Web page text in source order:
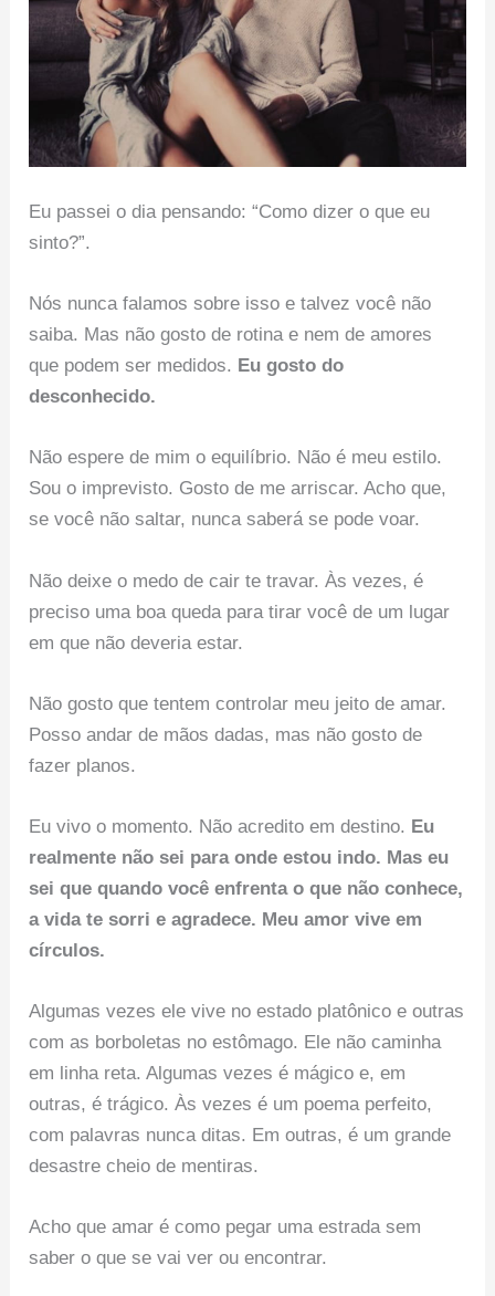
Eu passei o dia pensando: “Como dizer o que eu
sinto?”.
Nós nunca falamos sobre isso e talvez você não
saiba. Mas não gosto de rotina e nem de amores
que podem ser medidos. Eu gosto do
desconhecido.
Não espere de mim o equilíbrio. Não é meu estilo.
Sou o imprevisto. Gosto de me arriscar. Acho que,
se você não saltar, nunca saberá se pode voar.
Não deixe o medo de cair te travar. Às vezes, é
preciso uma boa queda para tirar você de um lugar
em que não deveria estar.
Não gosto que tentem controlar meu jeito de amar.
Posso andar de mãos dadas, mas não gosto de
fazer planos.
Eu vivo o momento. Não acredito em destino. Eu
realmente não sei para onde estou indo. Mas eu
sei que quando você enfrenta o que não conhece,
a vida te sorri e agradece. Meu amor vive em
círculos.
Algumas vezes ele vive no estado platônico e outras
com as borboletas no estômago. Ele não caminha
em linha reta. Algumas vezes é mágico e, em
outras, é trágico. Às vezes é um poema perfeito,
com palavras nunca ditas. Em outras, é um grande
desastre cheio de mentiras.
Acho que amar é como pegar uma estrada sem
saber o que se vai ver ou encontrar.